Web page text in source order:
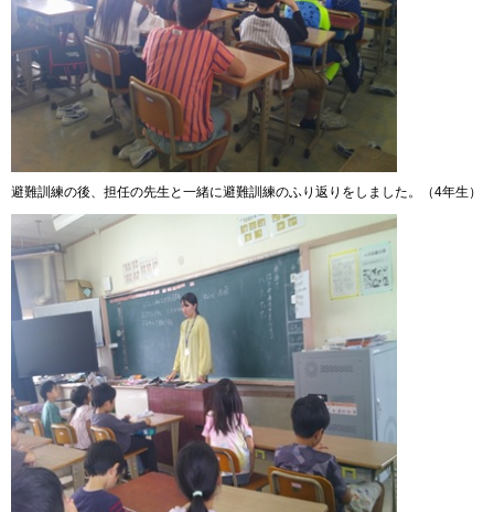
避難訓練の後、担任の先生と一緒に避難訓練のふり返りをしました。（4年生）